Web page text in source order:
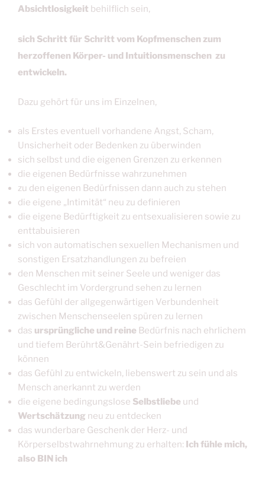
Absichtlosigkeit behilflich sein,
sich Schritt für Schritt vom Kopfmenschen zum
herzoffenen Körper- und Intuitionsmenschen zu
entwickeln.
Dazu gehört für uns im Einzelnen,
als Erstes eventuell vorhandene Angst, Scham,
Unsicherheit oder Bedenken zu überwinden
sich selbst und die eigenen Grenzen zu erkennen
die eigenen Bedürfnisse wahrzunehmen
zu den eigenen Bedürfnissen dann auch zu stehen
die eigene „Intimität“ neu zu definieren
die eigene Bedürftigkeit zu entsexualisieren sowie zu
enttabuisieren
sich von automatischen sexuellen Mechanismen und
sonstigen Ersatzhandlungen zu befreien
den Menschen mit seiner Seele und weniger das
Geschlecht im Vordergrund sehen zu lernen
das Gefühl der allgegenwärtigen Verbundenheit
zwischen Menschenseelen spüren zu lernen
das ursprüngliche und reine Bedürfnis nach ehrlichem
und tiefem Berührt&Genährt-Sein befriedigen zu
können
das Gefühl zu entwickeln, liebenswert zu sein und als
Mensch anerkannt zu werden
die eigene bedingungslose Selbstliebe und
Wertschätzung neu zu entdecken
das wunderbare Geschenk der Herz- und
Körperselbstwahrnehmung zu erhalten: Ich fühle mich,
also BIN ich